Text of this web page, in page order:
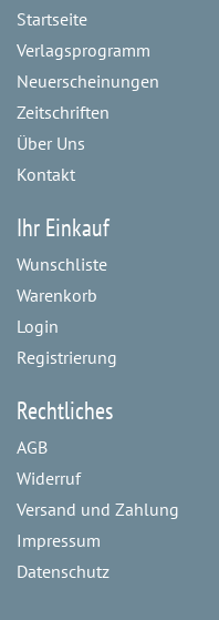
Startseite
Verlagsprogramm
Neuerscheinungen
Zeitschriften
Über Uns
Kontakt
Ihr Einkauf
Wunschliste
Warenkorb
Login
Registrierung
Rechtliches
AGB
Widerruf
Versand und Zahlung
Impressum
Datenschutz